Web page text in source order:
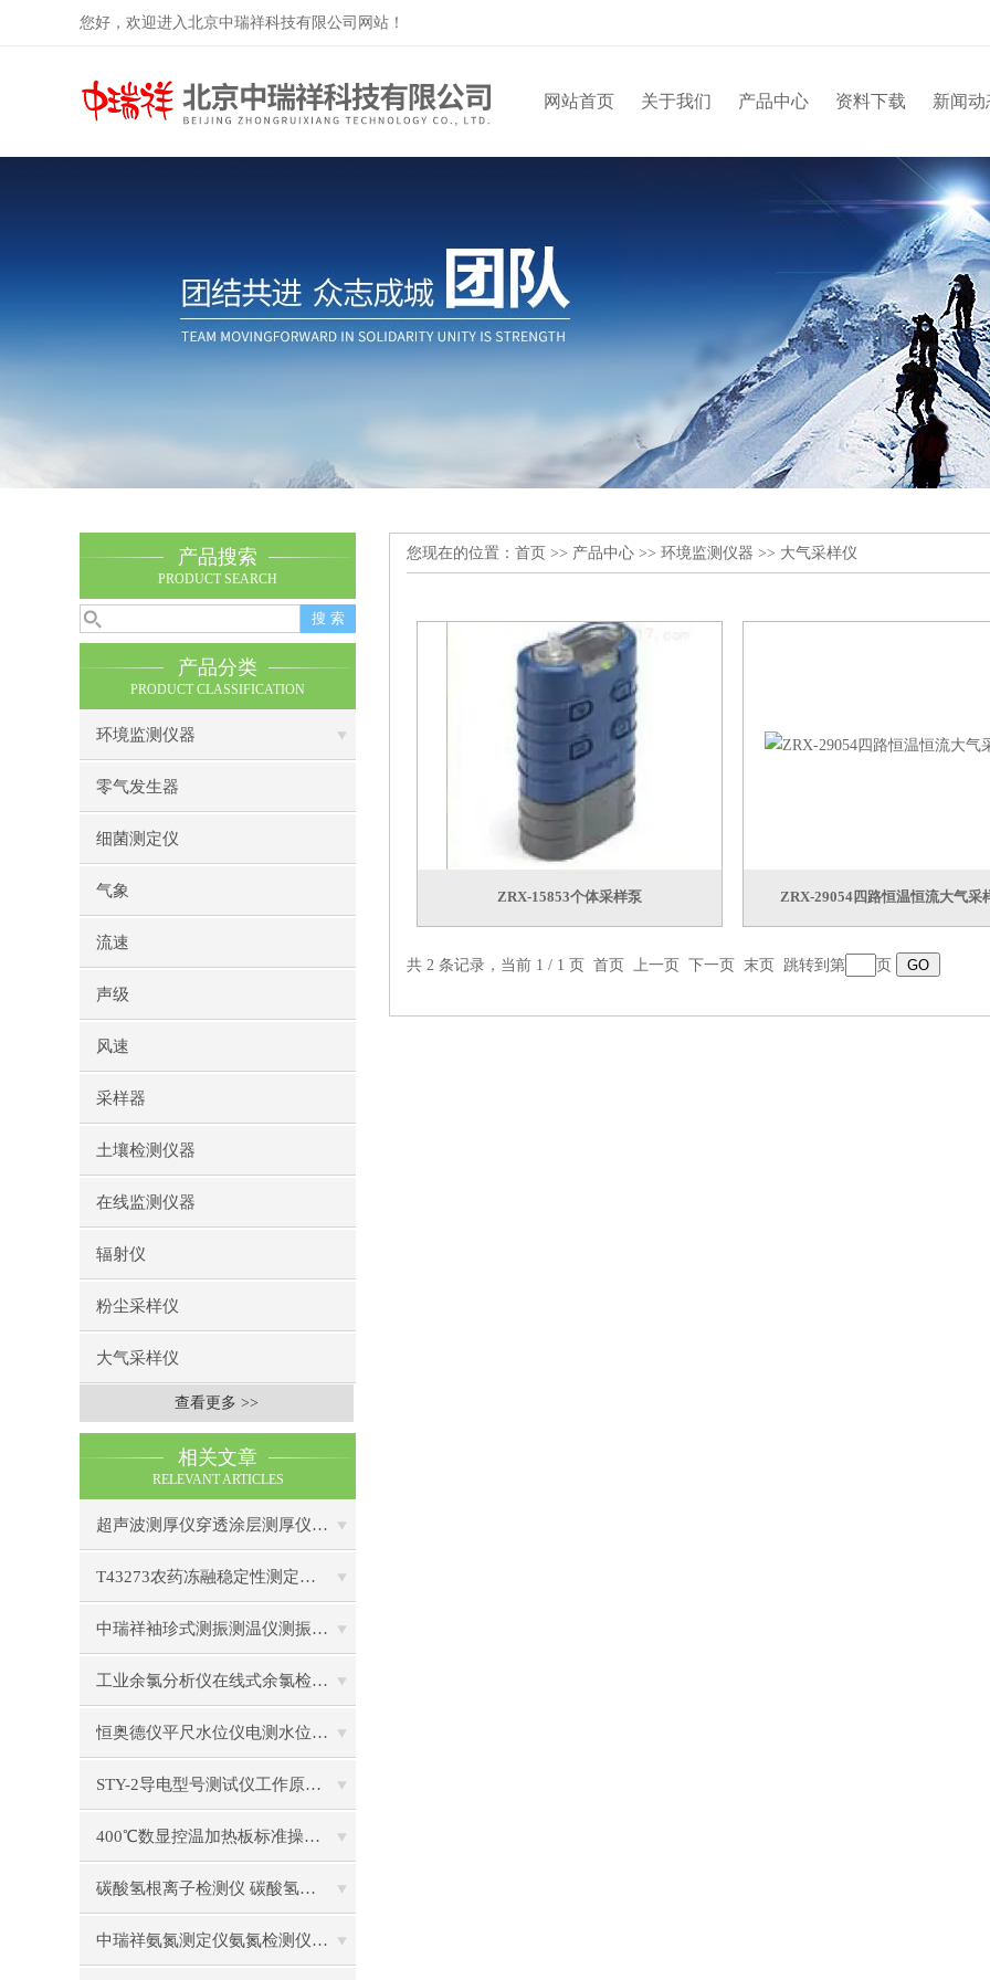
您好，欢迎进入北京中瑞祥科技有限公司网站！
网站首页 关于我们 产品中心 资料下载 新闻动
产品搜索
PRODUCT SEARCH
产品分类
PRODUCT CLASSIFICATION
环境监测仪器
零气发生器
细菌测定仪
气象
流速
声级
风速
采样器
土壤检测仪器
在线监测仪器
辐射仪
粉尘采样仪
大气采样仪
查看更多 >>
相关文章
RELEVANT ARTICLES
超声波测厚仪穿透涂层测厚仪操作前准备操作步骤
T43273农药冻融稳定性测定仪的操作使用
中瑞祥袖珍式测振测温仪测振仪使用注意事项工作原理
工业余氯分析仪在线式余氯检测仪日常维护注意事项安装与接线步骤
恒奥德仪平尺水位仪电测水位计结构原理操作使用
STY-2导电型号测试仪工作原理标准操作流程
400℃数显控温加热板标准操作流程
碳酸氢根离子检测仪 碳酸氢根水质测定仪操作使用
中瑞祥氨氮测定仪氨氮检测仪操作前准备使用注意事项
您现在的位置： 首页 >> 产品中心 >> 环境监测仪器 >> 大气采样仪
ZRX-15853个体采样泵 ZRX-29054四路恒温恒流大气采
共 2 条记录，当前 1 / 1 页 首页 上一页 下一页 末页 跳转到第 页